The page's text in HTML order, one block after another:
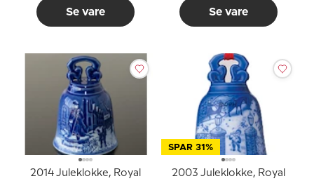
Se vare Se vare
2014 Juleklokke, Royal
SPAR 31%
2003 Juleklokke, Royal